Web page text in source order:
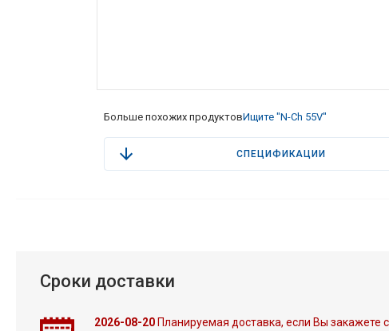
Больше похожих продуктовИщите "N-Ch 55V"
СПЕЦИФИКАЦИИ
Сроки доставки
2026-08-20Планируемая доставка, если Вы закажете